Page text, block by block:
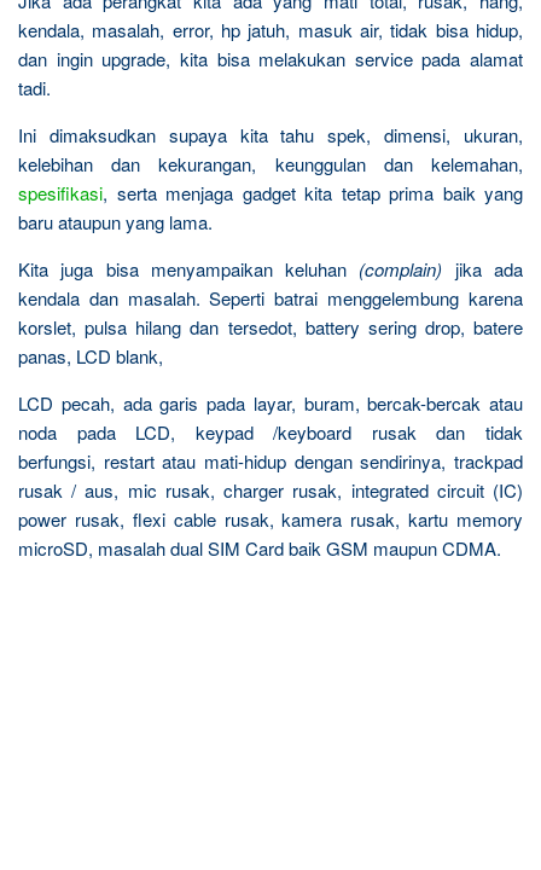
kendala, masalah, error, hp jatuh, masuk air, tidak bisa hidup,
dan ingin upgrade, kita bisa melakukan service pada alamat
tadi.
Ini dimaksudkan supaya kita tahu spek, dimensi, ukuran,
kelebihan dan kekurangan, keunggulan dan kelemahan,
spesifikasi, serta menjaga gadget kita tetap prima baik yang
baru ataupun yang lama.
Kita juga bisa menyampaikan keluhan (complain) jika ada
kendala dan masalah. Seperti batrai menggelembung karena
korslet, pulsa hilang dan tersedot, battery sering drop, batere
panas, LCD blank,
LCD pecah, ada garis pada layar, buram, bercak-bercak atau
noda pada LCD, keypad /keyboard rusak dan tidak
berfungsi, restart atau mati-hidup dengan sendirinya, trackpad
rusak / aus, mic rusak, charger rusak, integrated circuit (IC)
power rusak, flexi cable rusak, kamera rusak, kartu memory
microSD, masalah dual SIM Card baik GSM maupun CDMA.